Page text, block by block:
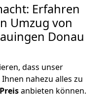
Erfahren
Umzug von
Donau
dass unser
nahezu alles zu
Preisanbieten können.